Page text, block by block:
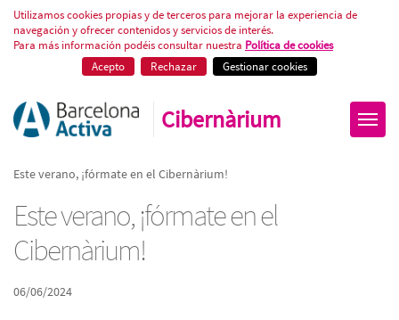
Este verano, ¡fórmate en el
Utilizamos cookies propias y de terceros para mejorar la experiencia de
navegación y ofrecer contenidos y servicios de interés.
Para más información podéis consultar nuestra Política de cookies
Acepto
Rechazar Gestionar cookies
Cibernàrium
Este verano, ¡fórmate en el Cibernàrium!
Este verano, ¡fórmate en el
Cibernàrium!
06/06/2024